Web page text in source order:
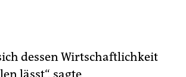
dessen Wirtschaftlichkeit
lässt“, sagte